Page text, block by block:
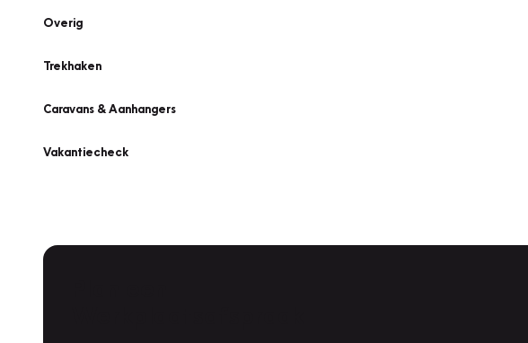
Overig
Trekhaken
Caravans & Aanhangers
Vakantiecheck